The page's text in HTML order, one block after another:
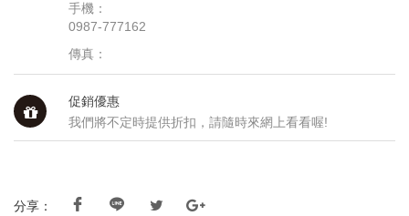
手機：
0987-777162
傳真：
促銷優惠
我們將不定時提供折扣，請隨時來網上看看喔!
分享：